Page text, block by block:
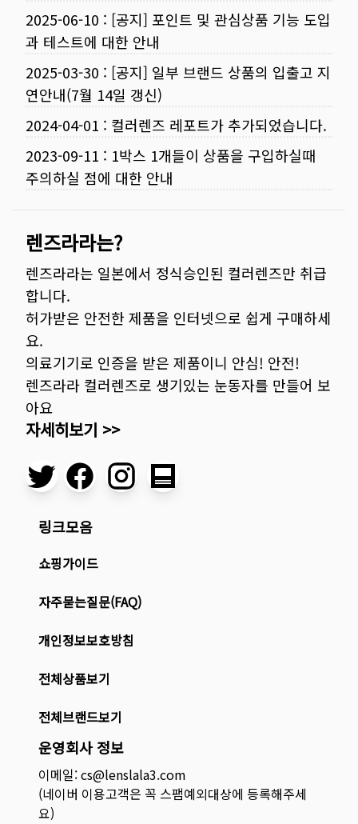
2025-06-10 : [공지] 포인트 및 관심상품 기능 도입
과 테스트에 대한 안내
2025-03-30 : [공지] 일부 브랜드 상품의 입출고 지
연안내(7월 14일 갱신)
2024-04-01 : 컬러렌즈 레포트가 추가되었습니다.
2023-09-11 : 1박스 1개들이 상품을 구입하실때
주의하실 점에 대한 안내
렌즈라라는?
렌즈라라는 일본에서 정식승인된 컬러렌즈만 취급
합니다.
허가받은 안전한 제품을 인터넷으로 쉽게 구매하세
요.
의료기기로 인증을 받은 제품이니 안심! 안전!
렌즈라라 컬러렌즈로 생기있는 눈동자를 만들어 보
아요
자세히보기 >>
링크모음
쇼핑가이드
자주묻는질문(FAQ)
개인정보보호방침
전체상품보기
전체브랜드보기
운영회사 정보
이메일: cs@lenslala3.com
(네이버 이용고객은 꼭 스팸예외대상에 등록해주세
요)